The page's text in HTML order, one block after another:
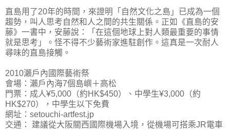
直島用了20年的時間，來證明「自然文化之島」已成為一個
趨勢，叫人思考自然和人之間的共生關係。正如《直島的安
藤》一書中，安藤說：「在這個地球上對人類最重要的事情
就是思考」。怪不得不少藝術家進駐創作。這真是一次耐人
尋味的直島接觸。
2010瀨戶內國際藝術祭
會場：瀨戶內海7個島嶼＋高松
門票：成人¥5,000（約HK$450）、中學生¥3,000（約
HK$270），中學生以下免費
網址：setouchi-artfest.jp
交通： 建議從大阪關西國際機場入境，從機場可搭乘JR電車